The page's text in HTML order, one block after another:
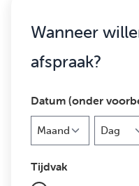
Wanneer
afspraak?
Datum (onder
Tijdvak